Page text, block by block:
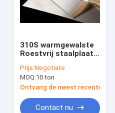
310S warmgewalste
Roestvrij staalplaat
Prijs:Negotiate
MOQ:10 ton
Ontvang de meest recente
Contact nu